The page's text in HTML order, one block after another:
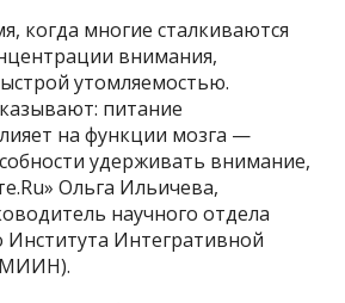
когда многие сталкиваются
внимания,
утомляемостью.
питание
на функции мозга —
удерживать внимание,
Ольга Ильичева,
научного отдела
Интегративной